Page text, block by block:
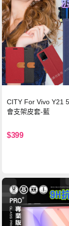
CITY For Vivo Y21
會支架皮套-藍
$399